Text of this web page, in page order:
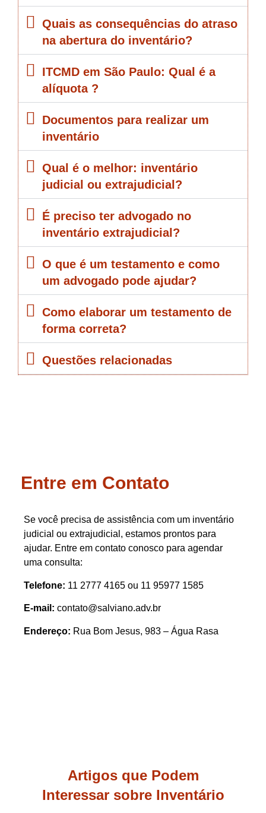
Quais as consequências do atraso
na abertura do inventário?
ITCMD em São Paulo: Qual é a
alíquota ?
Documentos para realizar um
inventário
Qual é o melhor: inventário
judicial ou extrajudicial?
É preciso ter advogado no
inventário extrajudicial?
O que é um testamento e como
um advogado pode ajudar?
Como elaborar um testamento de
forma correta?
Questões relacionadas
Entre em Contato
Se você precisa de assistência com um inventário
judicial ou extrajudicial, estamos prontos para
ajudar. Entre em contato conosco para agendar
uma consulta:
Telefone: 11 2777 4165 ou 11 95977 1585
E-mail: contato@salviano.adv.br
Endereço: Rua Bom Jesus, 983 – Água Rasa
Artigos que Podem
Interessar sobre Inventário